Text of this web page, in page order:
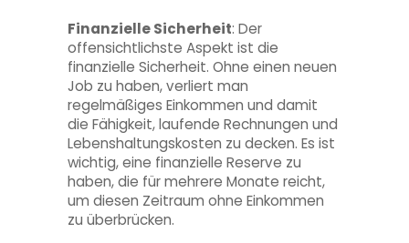
Finanzielle Sicherheit: Der
offensichtlichste Aspekt ist die
finanzielle Sicherheit. Ohne einen neuen
Job zu haben, verliert man
regelmäßiges Einkommen und damit
die Fähigkeit, laufende Rechnungen und
Lebenshaltungskosten zu decken. Es ist
wichtig, eine finanzielle Reserve zu
haben, die für mehrere Monate reicht,
um diesen Zeitraum ohne Einkommen
zu überbrücken.